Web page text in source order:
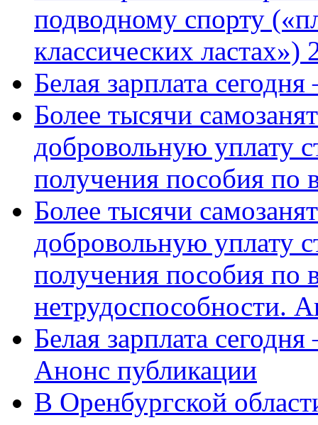
подводному спорту
классических ластах»)
Белая зарплата
Более тысячи
добровольную уплату
получения пособия по
Более тысячи
добровольную уплату
получения пособия по
нетрудоспособности.
Белая зарплата
Анонс публикации
В Оренбургской